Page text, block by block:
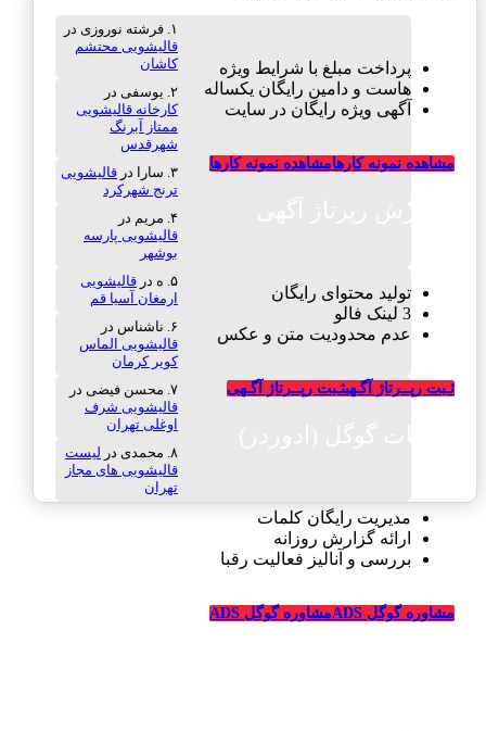
پرداخت مبلغ با شرایط ویژه
هاست و دامین رایگان یکساله
آگهی ویژه رایگان در سایت
مشاهده نمونه کارهامشاهده نمونه کارها
تولید محتوای رایگان
3 لینک فالو
عدم محدودیت متن و عکس
ثـبت رپــرتاژ آگـهیثـبت رپــرتاژ آگـهی
مدیریت رایگان کلمات
ارائه گزارش روزانه
بررسی و آنالیز فعالیت رقبا
مشاوره گوگل ADS مشاوره گوگل ADS
فرشته نوروزی در
قالیشویی محتشم
کاشان
یوسفی در
کارخانه قالیشویی
ممتاز آبرنگ
شهرقدس
سارا
در قالیشویی
ترنج شهرکرد
مریم در
قالیشویی پارسه
بوشهر
ه در قالیشویی
ارمغان آسیا قم
ناشناس در
قالیشویی الماس
کویر کرمان
محسن فیضی در
قالیشویی شرف
اوغلی تهران
محمدی در لیست
قالیشویی های مجاز
تهران